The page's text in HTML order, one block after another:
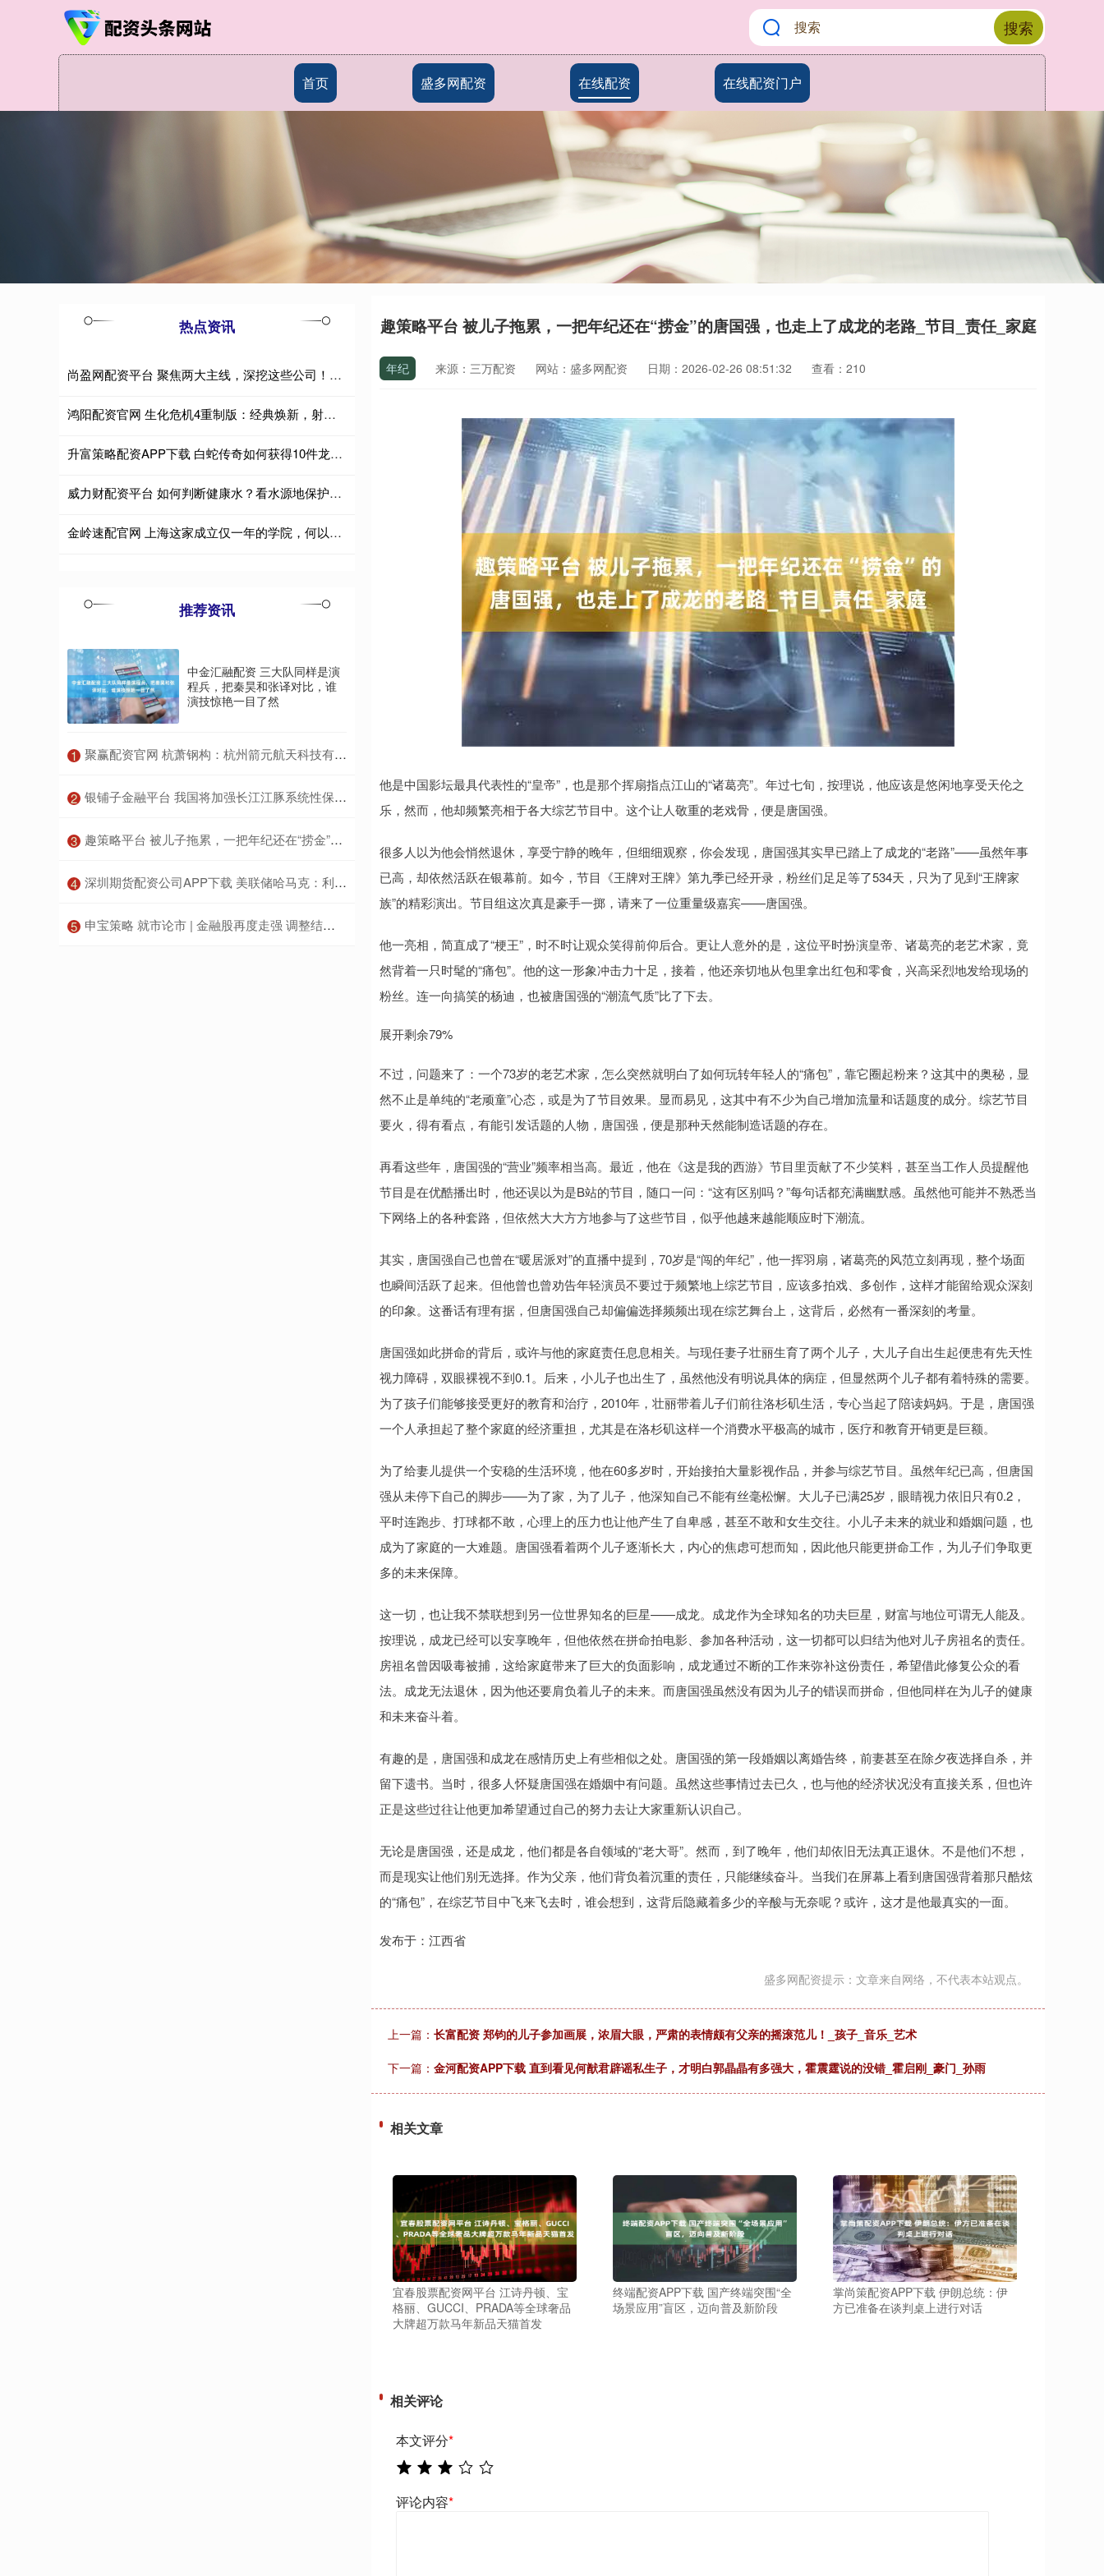
搜索
首页 盛多网配资 在线配资 在线配资门户
趣策略平台 被儿子拖累，一把年纪还在“捞金”的唐国强，也走上了成龙的老路_节目_责任_家庭
年纪 来源：三万配资 网站：盛多网配资 日期：2026-02-26 08:51:32 查看：210
他是中国影坛最具代表性的“皇帝”，也是那个挥扇指点江山的“诸葛亮”。年过七旬，按理说，他应该是悠闲地享受天伦之
乐，然而，他却频繁亮相于各大综艺节目中。这个让人敬重的老戏骨，便是唐国强。
很多人以为他会悄然退休，享受宁静的晚年，但细细观察，你会发现，唐国强其实早已踏上了成龙的“老路”——虽然年事
已高，却依然活跃在银幕前。如今，节目《王牌对王牌》第九季已经开录，粉丝们足足等了534天，只为了见到“王牌家
族”的精彩演出。节目组这次真是豪手一掷，请来了一位重量级嘉宾——唐国强。
他一亮相，简直成了“梗王”，时不时让观众笑得前仰后合。更让人意外的是，这位平时扮演皇帝、诸葛亮的老艺术家，竟
然背着一只时髦的“痛包”。他的这一形象冲击力十足，接着，他还亲切地从包里拿出红包和零食，兴高采烈地发给现场的
粉丝。连一向搞笑的杨迪，也被唐国强的“潮流气质”比了下去。
展开剩余79%
不过，问题来了：一个73岁的老艺术家，怎么突然就明白了如何玩转年轻人的“痛包”，靠它圈起粉来？这其中的奥秘，显
然不止是单纯的“老顽童”心态，或是为了节目效果。显而易见，这其中有不少为自己增加流量和话题度的成分。综艺节目
要火，得有看点，有能引发话题的人物，唐国强，便是那种天然能制造话题的存在。
再看这些年，唐国强的“营业”频率相当高。最近，他在《这是我的西游》节目里贡献了不少笑料，甚至当工作人员提醒他
节目是在优酷播出时，他还误以为是B站的节目，随口一问：“这有区别吗？”每句话都充满幽默感。虽然他可能并不熟悉当
下网络上的各种套路，但依然大大方方地参与了这些节目，似乎他越来越能顺应时下潮流。
其实，唐国强自己也曾在“暖居派对”的直播中提到，70岁是“闯的年纪”，他一挥羽扇，诸葛亮的风范立刻再现，整个场面
也瞬间活跃了起来。但他曾也曾劝告年轻演员不要过于频繁地上综艺节目，应该多拍戏、多创作，这样才能留给观众深刻
的印象。这番话有理有据，但唐国强自己却偏偏选择频频出现在综艺舞台上，这背后，必然有一番深刻的考量。
唐国强如此拼命的背后，或许与他的家庭责任息息相关。与现任妻子壮丽生育了两个儿子，大儿子自出生起便患有先天性
视力障碍，双眼裸视不到0.1。后来，小儿子也出生了，虽然他没有明说具体的病症，但显然两个儿子都有着特殊的需要。
为了孩子们能够接受更好的教育和治疗，2010年，壮丽带着儿子们前往洛杉矶生活，专心当起了陪读妈妈。于是，唐国强
一个人承担起了整个家庭的经济重担，尤其是在洛杉矶这样一个消费水平极高的城市，医疗和教育开销更是巨额。
为了给妻儿提供一个安稳的生活环境，他在60多岁时，开始接拍大量影视作品，并参与综艺节目。虽然年纪已高，但唐国
强从未停下自己的脚步——为了家，为了儿子，他深知自己不能有丝毫松懈。大儿子已满25岁，眼睛视力依旧只有0.2，
平时连跑步、打球都不敢，心理上的压力也让他产生了自卑感，甚至不敢和女生交往。小儿子未来的就业和婚姻问题，也
成为了家庭的一大难题。唐国强看着两个儿子逐渐长大，内心的焦虑可想而知，因此他只能更拼命工作，为儿子们争取更
多的未来保障。
这一切，也让我不禁联想到另一位世界知名的巨星——成龙。成龙作为全球知名的功夫巨星，财富与地位可谓无人能及。
按理说，成龙已经可以安享晚年，但他依然在拼命拍电影、参加各种活动，这一切都可以归结为他对儿子房祖名的责任。
房祖名曾因吸毒被捕，这给家庭带来了巨大的负面影响，成龙通过不断的工作来弥补这份责任，希望借此修复公众的看
法。成龙无法退休，因为他还要肩负着儿子的未来。而唐国强虽然没有因为儿子的错误而拼命，但他同样在为儿子的健康
和未来奋斗着。
有趣的是，唐国强和成龙在感情历史上有些相似之处。唐国强的第一段婚姻以离婚告终，前妻甚至在除夕夜选择自杀，并
留下遗书。当时，很多人怀疑唐国强在婚姻中有问题。虽然这些事情过去已久，也与他的经济状况没有直接关系，但也许
正是这些过往让他更加希望通过自己的努力去让大家重新认识自己。
无论是唐国强，还是成龙，他们都是各自领域的“老大哥”。然而，到了晚年，他们却依旧无法真正退休。不是他们不想，
而是现实让他们别无选择。作为父亲，他们背负着沉重的责任，只能继续奋斗。当我们在屏幕上看到唐国强背着那只酷炫
的“痛包”，在综艺节目中飞来飞去时，谁会想到，这背后隐藏着多少的辛酸与无奈呢？或许，这才是他最真实的一面。
发布于：江西省
盛多网配资提示：文章来自网络，不代表本站观点。
上一篇： 长富配资 郑钧的儿子参加画展，浓眉大眼，严肃的表情颇有父亲的摇滚范儿！_孩子_音乐_艺术
下一篇： 金河配资APP下载 直到看见何猷君辟谣私生子，才明白郭晶晶有多强大，霍震霆说的没错_霍启刚_豪门_孙雨
相关文章
宜春股票配资网平台 江诗丹顿、宝
格丽、GUCCI、PRADA等全球奢品
大牌超万款马年新品天猫首发
终端配资APP下载 国产终端突围“全
场景应用”盲区，迈向普及新阶段
掌尚策配资APP下载 伊朗总统：伊
方已准备在谈判桌上进行对话
相关评论
本文评分*
评论内容*
热点资讯
尚盈网配资平台 聚焦两大主线，深挖这些公司！基金调研路线图曝光
鸿阳配资官网 生化危机4重制版：经典焕新，射击解谜爽感拉满
升富策略配资APP下载 白蛇传奇如何获得10件龙神 西游传奇龙神套后面还有套装吗
威力财配资平台 如何判断健康水？看水源地保护和天然矿物含量
金岭速配官网 上海这家成立仅一年的学院，何以勇为AI尖兵
推荐资讯
中金汇融配资 三大队同样是演
程兵，把秦昊和张译对比，谁
演技惊艳一目了然
1 ​聚赢配资官网 杭萧钢构：杭州箭元航天科技有限公司相关工程项目对公司全年业绩不产生重大影响
2 ​银铺子金融平台 我国将加强长江江豚系统性保护（美丽中国）
3 ​趣策略平台 被儿子拖累，一把年纪还在“捞金”的唐国强，也走上了成龙的老路_节目_责任_家庭
4 ​深圳期货配资公司APP下载 美联储哈马克：利率政策可能在相当长一段时间内保持不变
5 ​申宝策略 就市论市 | 金融股再度走强 调整结束了吗？